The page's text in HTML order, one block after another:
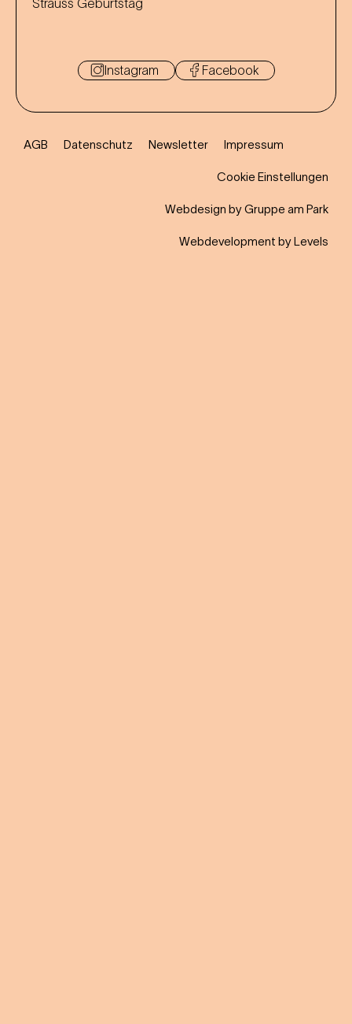
Strauss Geburtstag
Instagram Facebook
AGB Datenschutz Newsletter Impressum
Cookie Einstellungen
Webdesign by Gruppe am Park
Webdevelopment by Levels